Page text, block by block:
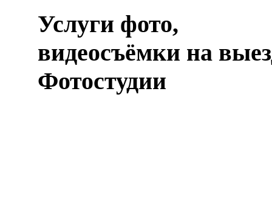
Услуги фото,
видеосъёмки на
Фотостудии